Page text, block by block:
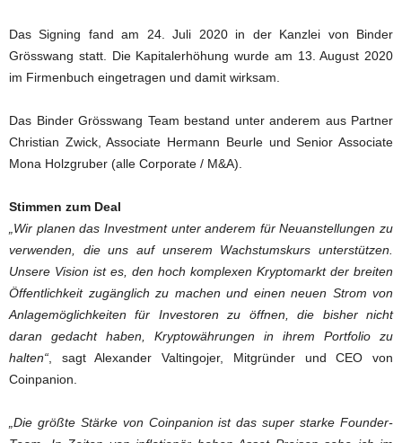
Das Signing fand am 24. Juli 2020 in der Kanzlei von Binder
Grösswang statt. Die Kapitalerhöhung wurde am 13. August 2020
im Firmenbuch eingetragen und damit wirksam.
Das Binder Grösswang Team bestand unter anderem aus Partner
Christian Zwick, Associate Hermann Beurle und Senior Associate
Mona Holzgruber (alle Corporate / M&A).
Stimmen zum Deal
„Wir planen das Investment unter anderem für Neuanstellungen zu
verwenden, die uns auf unserem Wachstumskurs unterstützen.
Unsere Vision ist es, den hoch komplexen Kryptomarkt der breiten
Öffentlichkeit zugänglich zu machen und einen neuen Strom von
Anlagemöglichkeiten für Investoren zu öffnen, die bisher nicht
daran gedacht haben, Kryptowährungen in ihrem Portfolio zu
halten“, sagt Alexander Valtingojer, Mitgründer und CEO von
Coinpanion.
„Die größte Stärke von Coinpanion ist das super starke Founder-